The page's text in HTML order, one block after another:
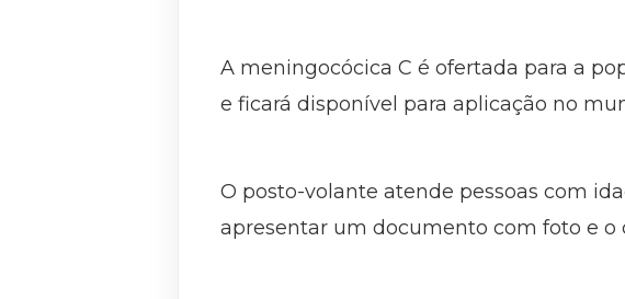
A meningocócica C é ofertada para a
e ficará disponível para aplicação no
O posto-volante atende pessoas com
apresentar um documento com foto e o